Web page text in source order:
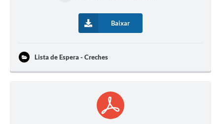
Baixar
Lista de Espera - Creches